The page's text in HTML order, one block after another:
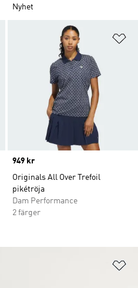
Nyhet
Lägg till på önskelistan
Price
949 kr
Originals All Over Trefoil
pikétröja
Dam Performance
2 färger